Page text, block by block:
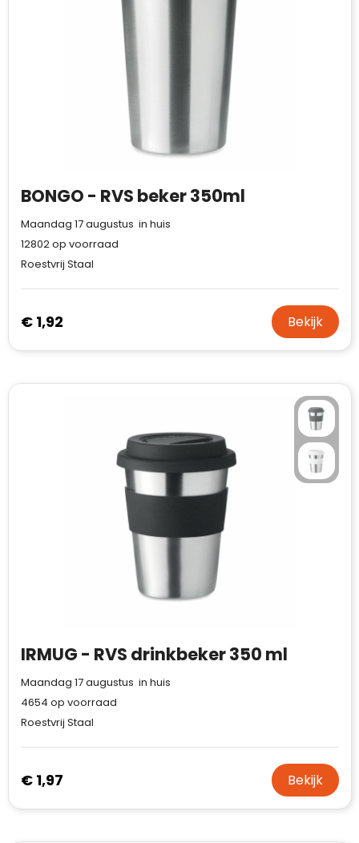
BONGO - RVS beker 350ml
Maandag 17 augustus in huis
12802op voorraad
Roestvrij Staal
€ 1,92 Bekijk
IRMUG - RVS drinkbeker 350 ml
Maandag 17 augustus in huis
4654 op voorraad
Roestvrij Staal
€ 1,97 Bekijk